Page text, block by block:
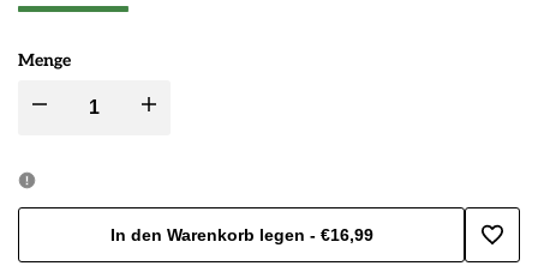
Menge
Menge Menge
In den Warenkorb legen - €16,99
Zur